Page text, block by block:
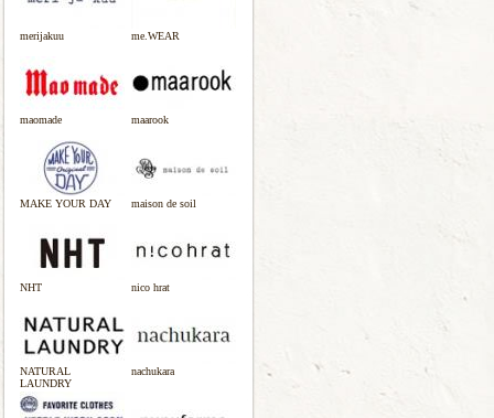
merijakuu me.WEAR
maomade maarook
MAKE YOUR DAY maison de soil
NHT nico hrat
NATURAL
LAUNDRY
nachukara